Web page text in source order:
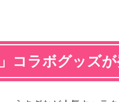
コラボグッズが